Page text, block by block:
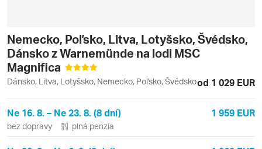
Nemecko, Poľsko, Litva, Lotyšsko, Švédsko,
Dánsko z Warnemünde na lodi MSC
Magnifica
Dánsko, Litva, Lotyšsko, Nemecko, Poľsko, Švédskood 1 029 EUR
Ne 16. 8. – Ne 23. 8. (8 dní) 1 959 EUR
bez dopravy plná penzia